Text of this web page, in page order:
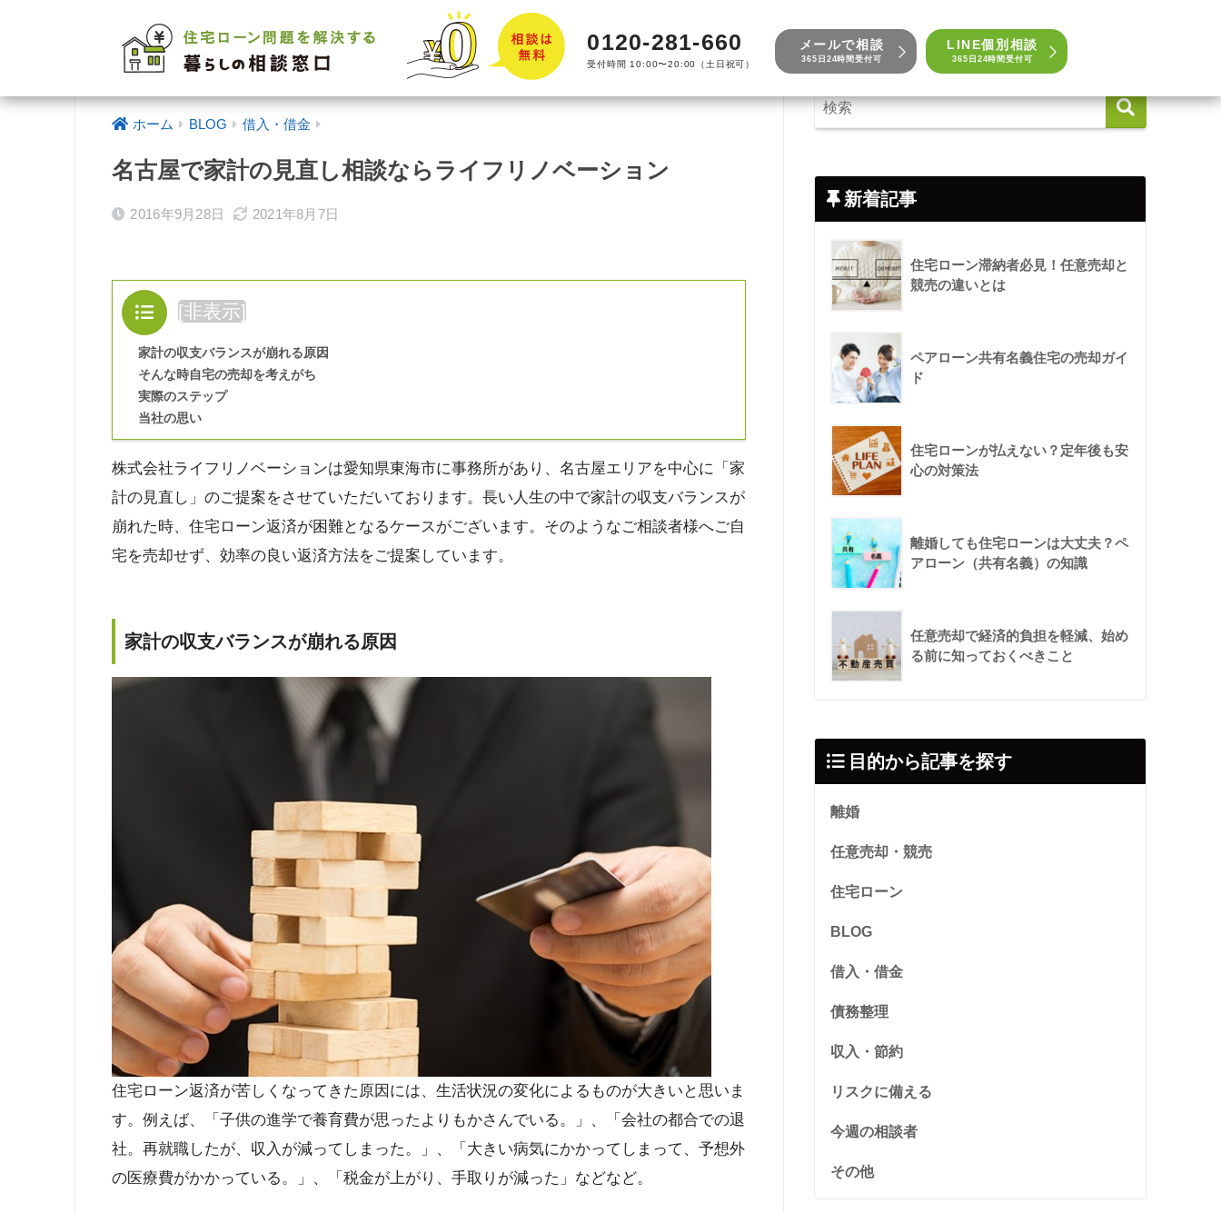
0120-281-660
受付時間 10:00〜20:00（土日祝可）
メールで相談
365日24時間受付可
LINE個別相談
365日24時間受付可
ホーム BLOG 借入・借金
名古屋で家計の見直し相談ならライフリノベーション
2016年9月28日 2021年8月7日
目次 [非表示]
家計の収支バランスが崩れる原因
そんな時自宅の売却を考えがち
実際のステップ
当社の思い
株式会社ライフリノベーションは愛知県東海市に事務所があり、名古屋エリアを中心に「家
計の見直し」のご提案をさせていただいております。長い人生の中で家計の収支バランスが
崩れた時、住宅ローン返済が困難となるケースがございます。そのようなご相談者様へご自
宅を売却せず、効率の良い返済方法をご提案しています。
家計の収支バランスが崩れる原因
住宅ローン返済が苦しくなってきた原因には、生活状況の変化によるものが大きいと思いま
す。例えば、「子供の進学で養育費が思ったよりもかさんでいる。」、「会社の都合での退
社。再就職したが、収入が減ってしまった。」、「大きい病気にかかってしまって、予想外
の医療費がかかっている。」、「税金が上がり、手取りが減った」などなど。
新着記事
住宅ローン滞納者必見！任意売却と
競売の違いとは
ペアローン共有名義住宅の売却ガイ
ド
住宅ローンが払えない？定年後も安
心の対策法
離婚しても住宅ローンは大丈夫？ペ
アローン（共有名義）の知識
任意売却で経済的負担を軽減、始め
る前に知っておくべきこと
目的から記事を探す
離婚
任意売却・競売
住宅ローン
BLOG
借入・借金
債務整理
収入・節約
リスクに備える
今週の相談者
その他